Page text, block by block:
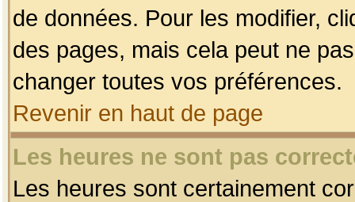
de données. Pour les modifier,
des pages, mais cela peut ne
changer toutes vos préférences.
Revenir en haut de page
Les heures ne sont pas
Les heures sont certainement